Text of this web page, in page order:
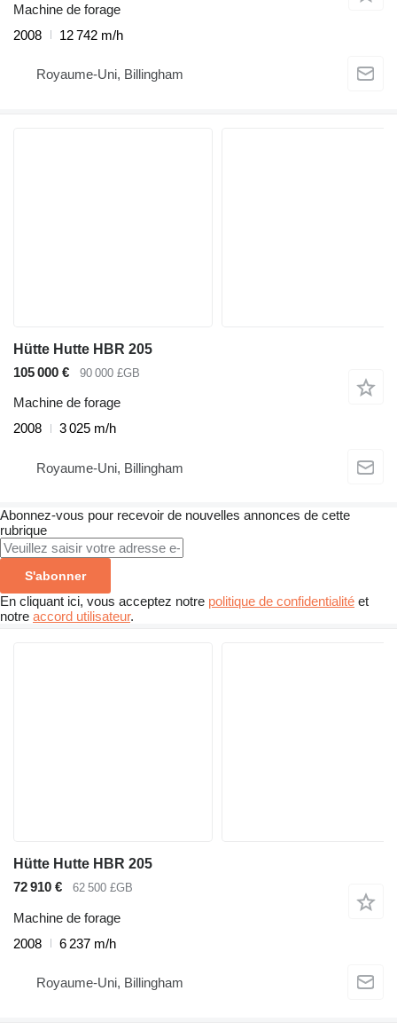
Machine de forage
2008
12 742 m/h
Royaume-Uni, Billingham
Hütte Hutte HBR 205
105 000 €
90 000 £GB
Machine de forage
2008
3 025 m/h
Royaume-Uni, Billingham
Abonnez-vous pour recevoir de nouvelles annonces de cette
rubrique
S'abonner
En cliquant ici, vous acceptez notre politique de confidentialité et
notre accord utilisateur.
Hütte Hutte HBR 205
72 910 €
62 500 £GB
Machine de forage
2008
6 237 m/h
Royaume-Uni, Billingham